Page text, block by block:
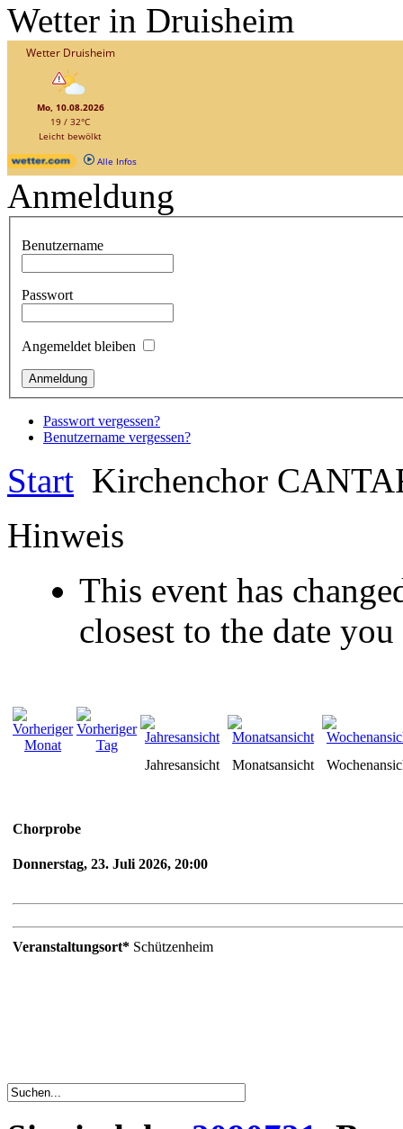
Wetter in Druisheim
Anmeldung
Benutzername
Passwort
Angemeldet bleiben
Passwort vergessen?
Benutzername vergessen?
Start Kirchenchor
Hinweis
This event has
closest to the date
Jahresansicht Monatsansicht
Chorprobe
Donnerstag, 23. Juli 2026, 20:00
Veranstaltungsort* Schützenheim